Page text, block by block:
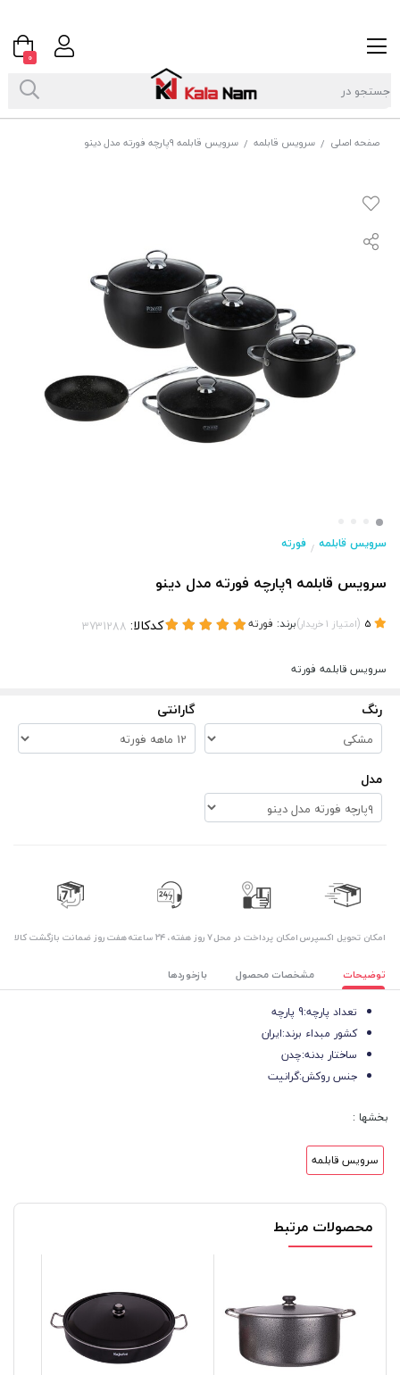
صفحه اصلی / سرویس قابلمه / سرویس قابلمه ۹پارچه فورته مدل دینو
سرویس قابلمه / فورته
سرویس قابلمه ۹پارچه فورته مدل دینو
(امتیاز 1خریدار)برند: فورته کدکالا:
سرویس قابلمه فورته
رنگ گارانتی
مدل
اﻣﮑﺎن ﺗﺤﻮﯾﻞ اﮐﺴﭙﺮسامکان پرداخت در محل۷ روز ﻫﻔﺘﻪ، ۲۴ ﺳﺎﻋﺘﻪ هفت روز ضمانت بازگشت کالا
توضیحات مشخصات محصول بازخوردها
تعداد پارچه:9 پارچه
کشور مبداء برند:ایران
ساختار بدنه:چدن
جنس روکش:گرانیت
بخشها :
سرویس قابلمه
محصولات مرتبط
0